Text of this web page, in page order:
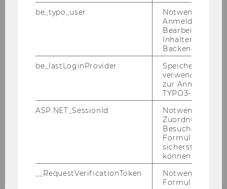
Wahrheitskonditionale Semantik -
Davidson, Quine, Tarski
Conferences, Workshops & Vorträge
be_typo_user
Notwendig für
Anmeldung und
Bearbeitung von
Inhalten im
Backend.
be_lastLoginProvider
Speichert die
verwendete
zur Anmeldung
TYPO3-Backend.
ASP.NET_SessionId
Notwendig, um
Zuordnung von
Besucher zu
sicherstellen zu
können.
__RequestVerificationToken
Notwendig, um